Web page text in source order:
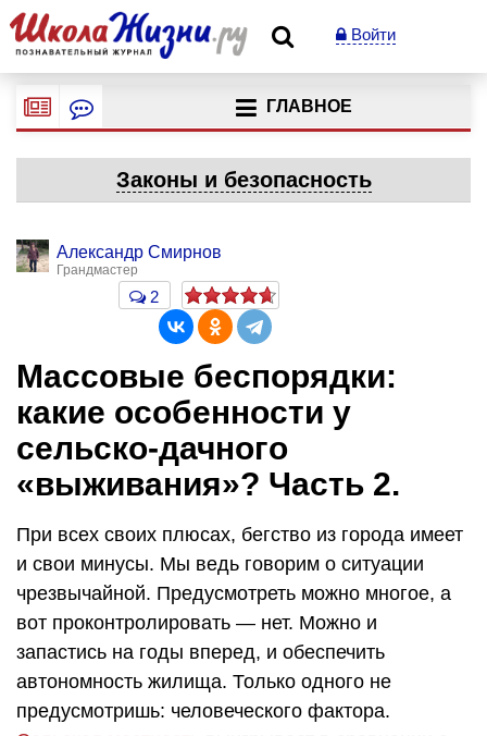
Войти
ГЛАВНОЕ
Законы и безопасность
Александр Смирнов
Грандмастер
2
Массовые беспорядки:
какие особенности у
сельско-дачного
«выживания»? Часть 2.
При всех своих плюсах, бегство из города имеет
и свои минусы. Мы ведь говорим о ситуации
чрезвычайной. Предусмотреть можно многое, а
вот проконтролировать — нет. Можно и
запастись на годы вперед, и обеспечить
автономность жилища. Только одного не
предусмотришь: человеческого фактора.